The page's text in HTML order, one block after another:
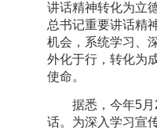
讲话精神转化为立
总书记重要讲话精
机会，系统学习、
外化于行，转化为
使命。
据悉，今年5月
话。为深入学习宣